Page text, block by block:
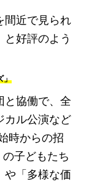
間近で見られ
好評のよう
」
と協働で、全
カル公演など
時からの招
子どもたち
や「多様な価